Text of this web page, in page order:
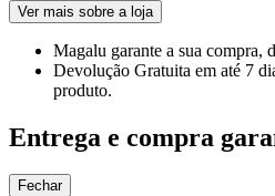
Ver mais sobre a loja
Magalu garante a sua compra,
Devolução Gratuita em até 7
produto.
Entrega e compra
Fechar